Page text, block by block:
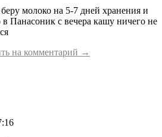
беру молоко на 5-7 дней хранения и
в Панасоник с вечера кашу ничего не
на комментарий →